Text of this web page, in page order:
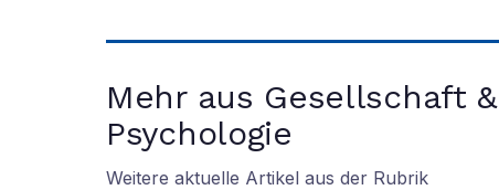
Mehr aus Gesellschaft &
Psychologie
Weitere aktuelle Artikel aus der Rubrik